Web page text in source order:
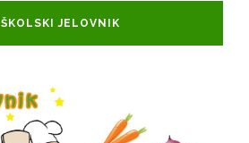
ŠKOLSKI JELOVNIK